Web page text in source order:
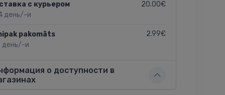
с курьером
день/-и
20.00€
pakomāts
день/-и
2.99€
о доступности в